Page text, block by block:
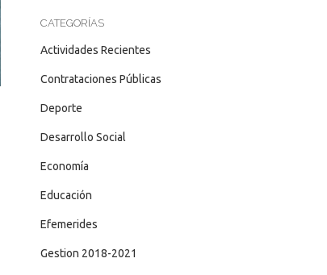
CATEGORÍAS
Actividades Recientes
Contrataciones Públicas
Deporte
Desarrollo Social
Economía
Educación
Efemerides
Gestion 2018-2021